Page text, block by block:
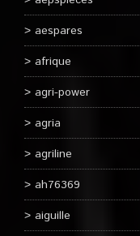
aespares
afrique
agri-power
agria
agriline
ah76369
aiguille